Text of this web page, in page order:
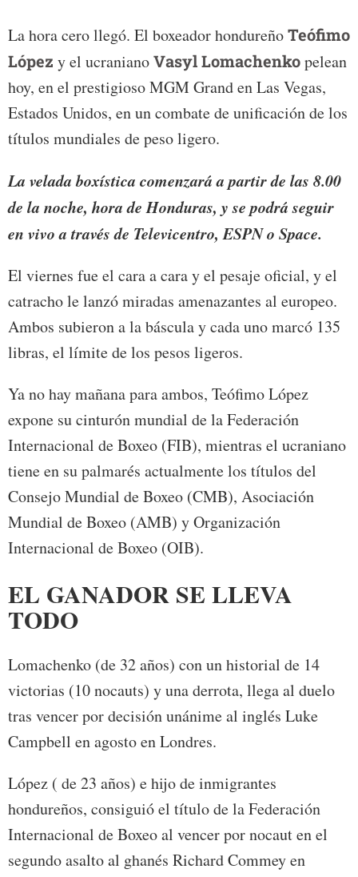
La hora cero llegó. El boxeador hondureñoTeófimo
López y el ucranianoVasyl Lomachenkopelean
hoy, en el prestigioso MGM Grand en Las Vegas,
Estados Unidos, en un combate de unificación de los
títulos mundiales de peso ligero.
La velada boxística comenzará a partir de las 8.00
de la noche, hora de Honduras, y se podrá seguir
en vivo a través de Televicentro, ESPN o Space.
El viernes fue el cara a cara y el pesaje oficial, y el
catracho le lanzó miradas amenazantes al europeo.
Ambos subieron a la báscula y cada uno marcó 135
libras, el límite de los pesos ligeros.
Ya no hay mañana para ambos, Teófimo López
expone su cinturón mundial de la Federación
Internacional de Boxeo (FIB), mientras el ucraniano
tiene en su palmarés actualmente los títulos del
Consejo Mundial de Boxeo (CMB), Asociación
Mundial de Boxeo (AMB) y Organización
Internacional de Boxeo (OIB).
EL GANADOR SE LLEVA
TODO
Lomachenko (de 32 años) con un historial de 14
victorias (10 nocauts) y una derrota, llega al duelo
tras vencer por decisión unánime al inglés Luke
Campbell en agosto en Londres.
López ( de 23 años) e hijo de inmigrantes
hondureños, consiguió el título de la Federación
Internacional de Boxeo al vencer por nocaut en el
segundo asalto al ghanés Richard Commey en